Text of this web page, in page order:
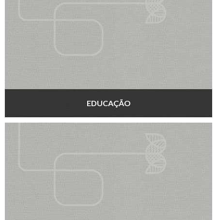
EDUCAÇÃO